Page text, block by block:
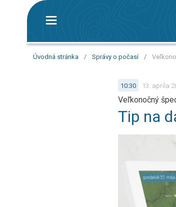
Úvodná stránka / Správy o počasí /
10:30 13. apríla
Veľkonočný
Tip na